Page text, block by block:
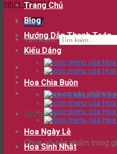
Menu
Tìm kiếm:
Chưa có sản phẩm
Giỏ hàng
Chưa có sản phẩm trong
Trang Chủ
Blog
Hướng Dẫn Thanh Toán
Kiểu Dáng
Hoa Chia Buồn
Hoa Ngày Lễ
Hoa Sinh Nhật